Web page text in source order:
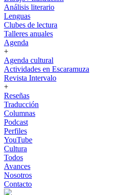
Análisis literario
Lenguas
Clubes de lectura
Talleres anuales
Agenda
+
Agenda cultural
Actividades en Escaramuza
Revista Intervalo
+
Reseñas
Traducción
Columnas
Podcast
Perfiles
YouTube
Cultura
Todos
Avances
Nosotros
Contacto